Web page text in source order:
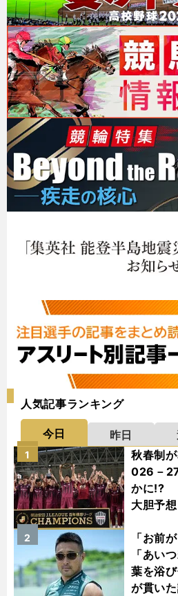
人気記事ランキング
今日 昨日
秋春制
026－
かに!?
大胆予想
1
「お前
「あい
葉を浴
が貫い
2